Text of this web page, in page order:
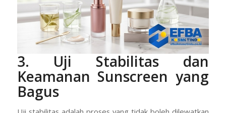
3. Uji Stabilitas dan
Keamanan Sunscreen yang